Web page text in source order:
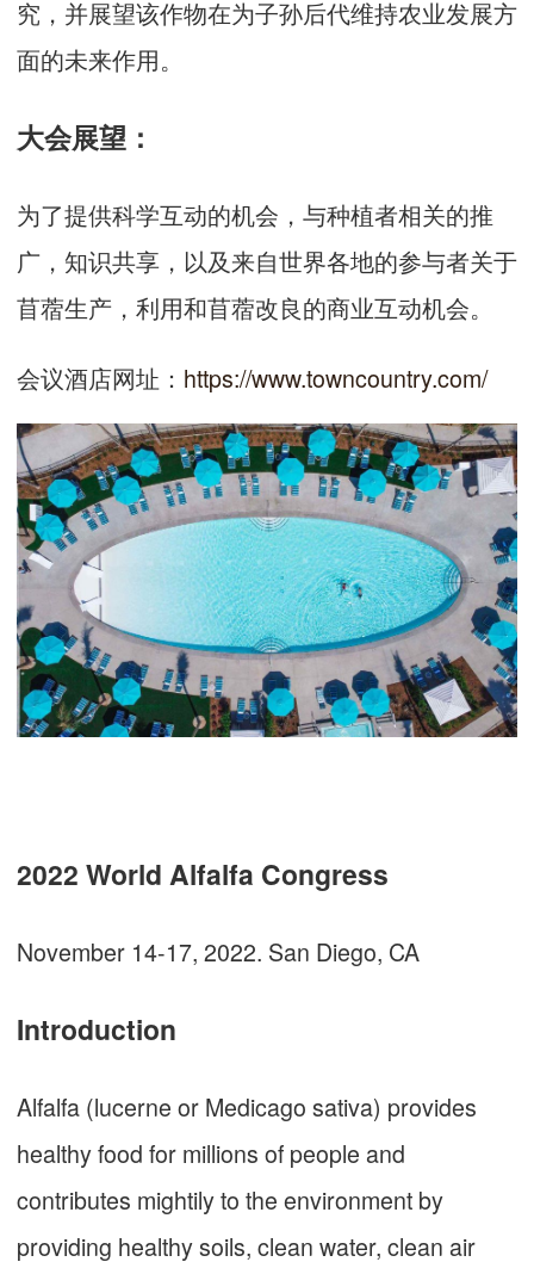
究，并展望该作物在为子孙后代维持农业发展方
面的未来作用。
大会展望：
为了提供科学互动的机会，与种植者相关的推
广，知识共享，以及来自世界各地的参与者关于
苜蓿生产，利用和苜蓿改良的商业互动机会。
会议酒店网址： https://www.towncountry.com/
2022 World Alfalfa Congress
November 14-17, 2022. San Diego, CA
Introduction
Alfalfa (lucerne or Medicago sativa) provides
healthy food for millions of people and
contributes mightily to the environment by
providing healthy soils, clean water, clean air